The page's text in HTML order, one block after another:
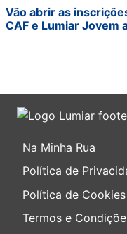
Vão abrir as
CAF e Lumiar Jovem
Na Minha Rua
Política de
Política de Cookies
Termos e